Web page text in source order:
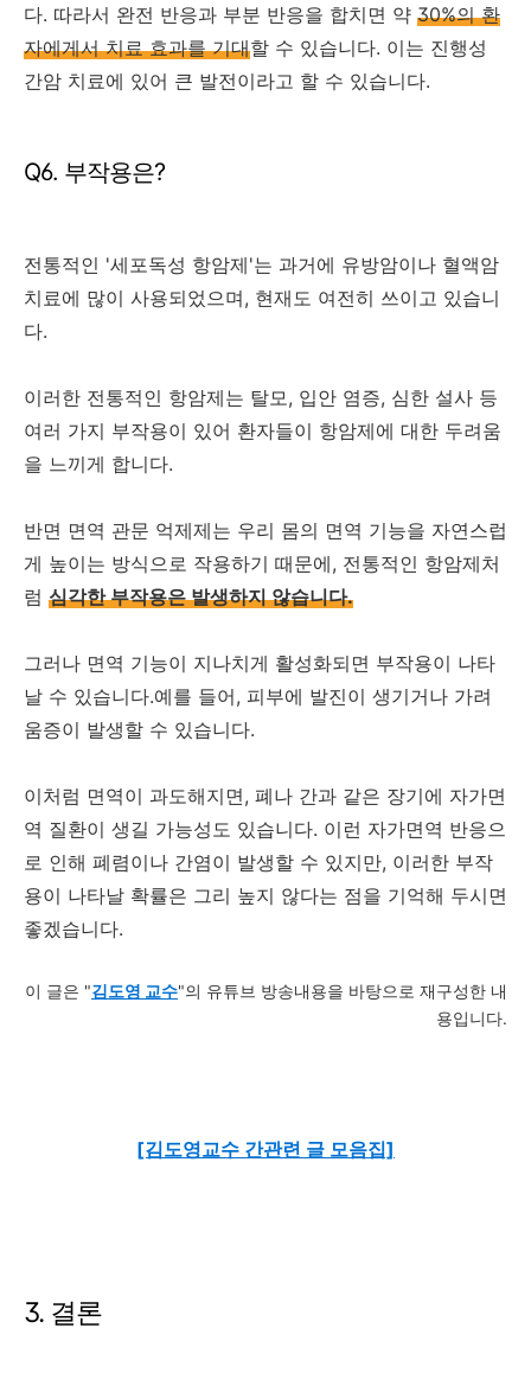
다. 따라서 완전 반응과 부분 반응을 합치면 약 30%의 환
자에게서 치료 효과를 기대할 수 있습니다. 이는 진행성
간암 치료에 있어 큰 발전이라고 할 수 있습니다.
Q6. 부작용은?
전통적인 '세포독성 항암제'는 과거에 유방암이나 혈액암
치료에 많이 사용되었으며, 현재도 여전히 쓰이고 있습니
다.
이러한 전통적인 항암제는 탈모, 입안 염증, 심한 설사 등
여러 가지 부작용이 있어 환자들이 항암제에 대한 두려움
을 느끼게 합니다.
반면 면역 관문 억제제는 우리 몸의 면역 기능을 자연스럽
게 높이는 방식으로 작용하기 때문에, 전통적인 항암제처
럼 심각한 부작용은 발생하지 않습니다.
그러나 면역 기능이 지나치게 활성화되면 부작용이 나타
날 수 있습니다.예를 들어, 피부에 발진이 생기거나 가려
움증이 발생할 수 있습니다.
이처럼 면역이 과도해지면, 폐나 간과 같은 장기에 자가면
역 질환이 생길 가능성도 있습니다. 이런 자가면역 반응으
로 인해 폐렴이나 간염이 발생할 수 있지만, 이러한 부작
용이 나타날 확률은 그리 높지 않다는 점을 기억해 두시면
좋겠습니다.
이 글은 "김도영 교수"의 유튜브 방송내용을 바탕으로 재구성한 내
용입니다.
[김도영교수 간관련 글 모음집]
3. 결론